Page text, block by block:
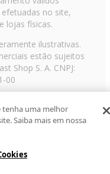
no site,
lojas físicas.
ilustrativas.
estão sujeitos
Shop S. A. CNPJ:
00
11 3003-3728 ©
reservadosRF
tenha uma melhor
Saiba mais em nossa